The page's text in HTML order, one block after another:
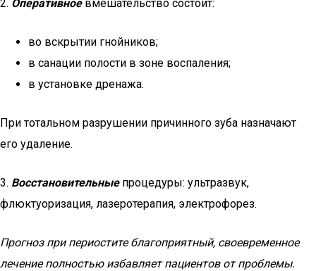
2. Оперативноевмешательство состоит:
во вскрытии гнойников;
в санации полости в зоне воспаления;
в установке дренажа.
При тотальном разрушении причинного зуба назначают
его удаление.
3. Восстановительныепроцедуры: ультразвук,
флюктуоризация, лазеротерапия, электрофорез.
Прогноз при периостите благоприятный, своевременное
лечение полностью избавляет пациентов от проблемы.